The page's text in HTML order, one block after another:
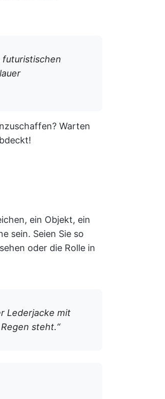
futuristischen
Warten
ein Objekt, ein
sein. Seien Sie so
oder die Rolle in
Lederjacke mit
steht.“